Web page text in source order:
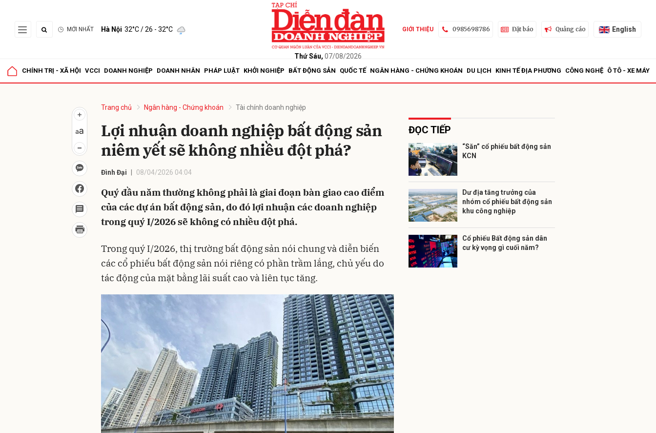
MỚI NHẤT Hà Nội 32°C/ 26 - 32°C
Thứ Sáu, 07/08/2026
GIỚI THIỆU 0985698786 Đặt báo Quảng cáo English
CHÍNH TRỊ - XÃ HỘI VCCI DOANH NGHIỆP DOANH NHÂN PHÁP LUẬT KHỞI NGHIỆP BẤT ĐỘNG SẢN QUỐC TẾ NGÂN HÀNG - CHỨNG KHOÁN DU LỊCH KINH TẾ ĐỊA PHƯƠNG CÔNG NGHỆ Ô TÔ - XE MÁY
Trang chủ Ngân hàng - Chứng khoán Tài chính doanh nghiệp
Lợi nhuận doanh nghiệp bất động sản
niêm yết sẽ không nhiều đột phá?
Đình Đại 08/04/2026 04:04
Quý đầu năm thường không phải là giai đoạn bàn giao cao điểm
của các dự án bất động sản, do đó lợi nhuận các doanh nghiệp
trong quý I/2026 sẽ không có nhiều đột phá.
Trong quý I/2026, thị trường bất động sản nói chung và diễn biến
các cổ phiếu bất động sản nói riêng có phần trầm lắng, chủ yếu do
tác động của mặt bằng lãi suất cao và liên tục tăng.
ĐỌC TIẾP
“Săn” cổ phiếu bất động sản
KCN
Dư địa tăng trưởng của
nhóm cổ phiếu bất động sản
khu công nghiệp
Cổ phiếu Bất động sản dân
cư kỳ vọng gì cuối năm?
Gửi